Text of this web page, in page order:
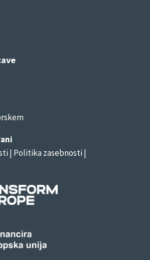
| Politika zasebnosti |